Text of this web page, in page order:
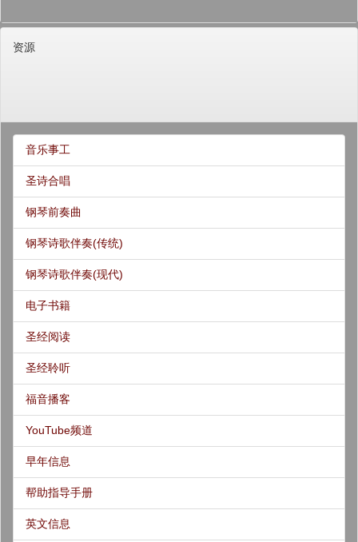
资源
音乐事工
圣诗合唱
钢琴前奏曲
钢琴诗歌伴奏(传统)
钢琴诗歌伴奏(现代)
电子书籍
圣经阅读
圣经聆听
福音播客
YouTube频道
早年信息
帮助指导手册
英文信息